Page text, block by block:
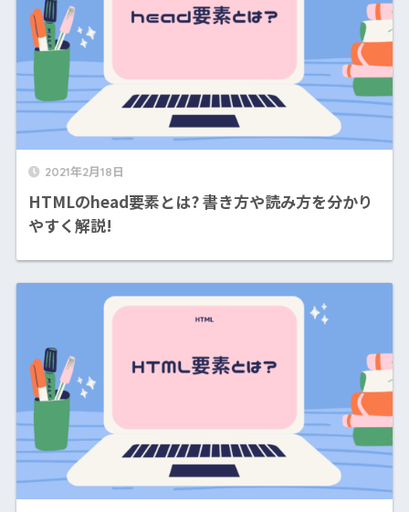
2021年2月18日
HTMLのhead要素とは? 書き方や読み方を分かり
やすく解説!